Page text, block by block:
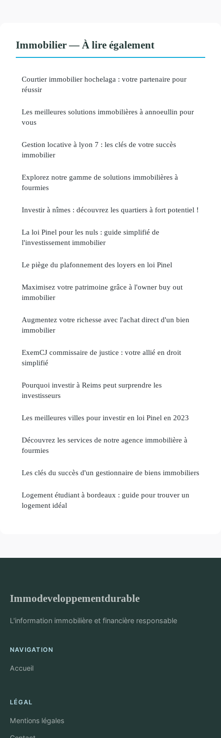
Immobilier — À lire également
Courtier immobilier hochelaga : votre partenaire pour
réussir
Les meilleures solutions immobilières à annoeullin pour
vous
Gestion locative à lyon 7 : les clés de votre succès
immobilier
Explorez notre gamme de solutions immobilières à
fourmies
Investir à nîmes : découvrez les quartiers à fort potentiel !
La loi Pinel pour les nuls : guide simplifié de
l'investissement immobilier
Le piège du plafonnement des loyers en loi Pinel
Maximisez votre patrimoine grâce à l'owner buy out
immobilier
Augmentez votre richesse avec l'achat direct d'un bien
immobilier
ExemCJ commissaire de justice : votre allié en droit
simplifié
Pourquoi investir à Reims peut surprendre les
investisseurs
Les meilleures villes pour investir en loi Pinel en 2023
Découvrez les services de notre agence immobilière à
fourmies
Les clés du succès d'un gestionnaire de biens immobiliers
Logement étudiant à bordeaux : guide pour trouver un
logement idéal
Immodeveloppementdurable
L'information immobilière et financière responsable
NAVIGATION
Accueil
LÉGAL
Mentions légales